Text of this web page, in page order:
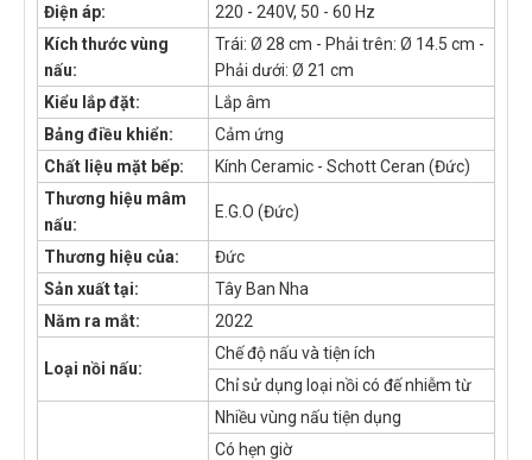
Điện áp:
220 - 240V, 50 - 60 Hz
Kích thước vùng
nấu:
Trái: Ø 28 cm - Phải trên: Ø 14.5 cm -
Phải dưới: Ø 21 cm
Kiểu lắp đặt:
Lắp âm
Bảng điều khiển:
Cảm ứng
Chất liệu mặt bếp:
Kính Ceramic - Schott Ceran (Đức)
Thương hiệu mâm
nấu:
E.G.O (Đức)
Thương hiệu của:
Đức
Sản xuất tại:
Tây Ban Nha
Năm ra mắt:
2022
Loại nồi nấu:
Chế độ nấu và tiện ích
Chỉ sử dụng loại nồi có đế nhiễm từ
Nhiều vùng nấu tiện dụng
Có hẹn giờ